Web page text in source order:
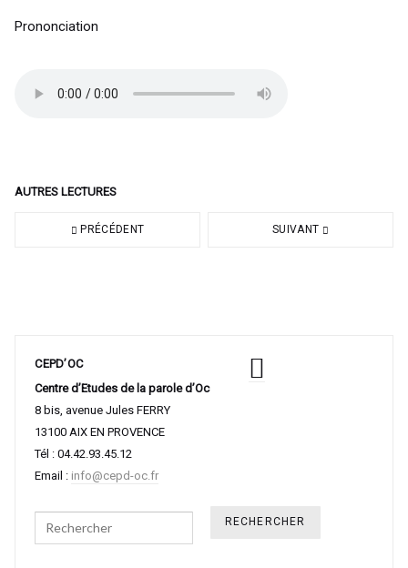
Prononciation
AUTRES LECTURES
PRÉCÉDENT SUIVANT
CEPD’OC
Centre d’Etudes de la parole d’Oc
8 bis, avenue Jules FERRY
13100 AIX EN PROVENCE
Tél : 04.42.93.45.12
Email : info@cepd-oc.fr
Search